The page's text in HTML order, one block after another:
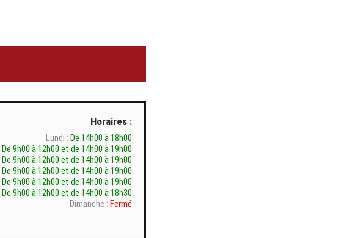
Horaires :
Lundi : De 14h00 à 18h00
De 9h00 à 12h00 et de 14h00 à 19h00
De 9h00 à 12h00 et de 14h00 à 19h00
De 9h00 à 12h00 et de 14h00 à 19h00
De 9h00 à 12h00 et de 14h00 à 19h00
De 9h00 à 12h00 et de 14h00 à 18h30
Dimanche : Fermé